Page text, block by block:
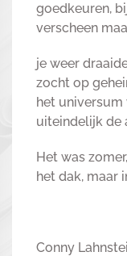
goedkeuren,
verscheen
je weer
zocht op
het universum
uiteindelijk de
Het was
het dak, maar
Conny